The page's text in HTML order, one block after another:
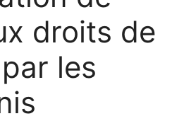
droits de
les